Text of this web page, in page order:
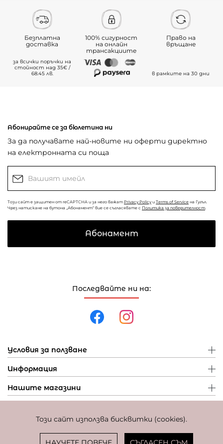
Този сайт използва бисквитки (cookies).
Безплатна
доставка
за всички поръчки на
стойност над 35€ /
68.45 лв.
100% сигурност
на онлайн
трансакциите
Право на
връщане
в рамките на 30 дни
Последвайте ни на:
Условия за ползване
Информация
Нашите магазини
Абонирайте се за бюлетина ни
За да получавате най-новите ни оферти директно
на електронната си поща
Този сайт е защитен от reCAPTCHA и за него важат Privacy Policy и Terms of Service на Гугъл.
Чрез натискане на бутона „Абонамент“ вие се съгласявате с Политика за поверителност
Абонамент
Фиксиран курс за превалутиране: 1 EUR = 1,95583 BGN